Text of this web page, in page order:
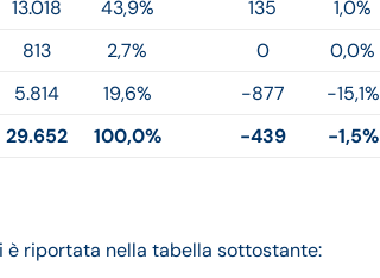
13.018 43,9% 135
1,0%
813 2,7% 0
0,0%
5.814 19,6% -877
-15,1%
29.652 100,0% -439
-1,5%
è riportata nella tabella sottostante: